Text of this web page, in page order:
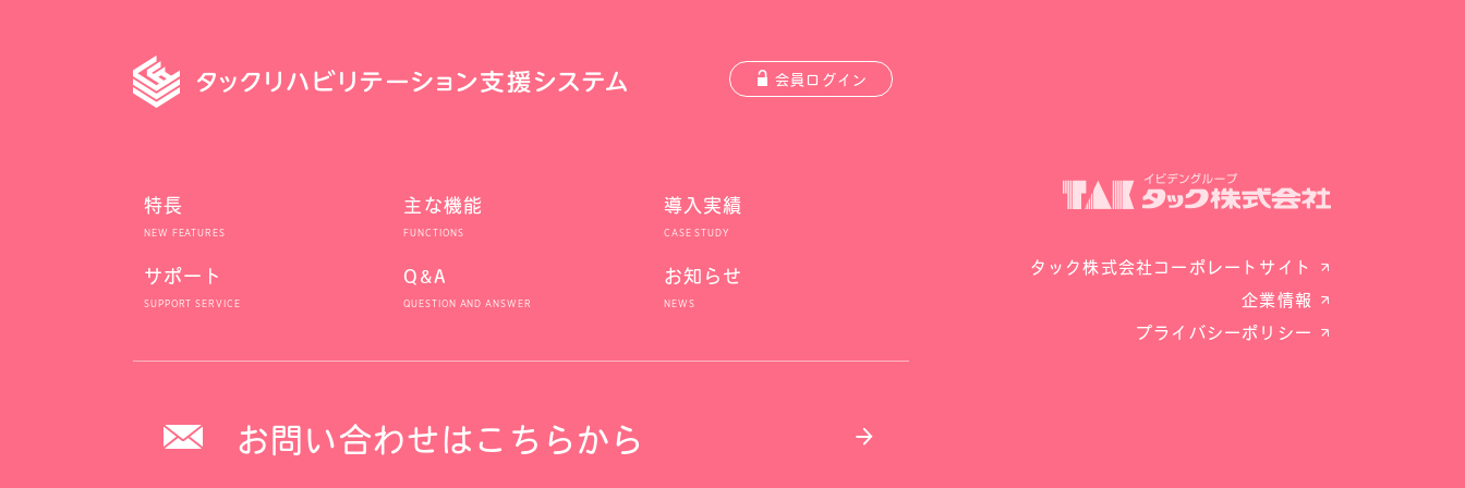
会員ログイン
特長 主な機能 導入実績
サポート Q&A お知らせ
お問い合わせはこちらから
タック株式会社コーポレートサイト
企業情報
プライバシーポリシー